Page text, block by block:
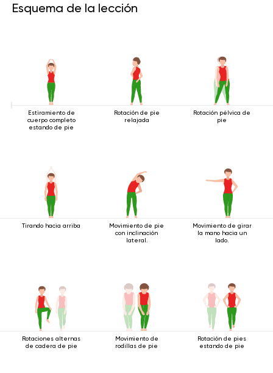
Esquema de la lección
Estiramiento de
cuerpo completo
estando de pie
Rotación de pie
relajada
Rotación pélvica de
pie
Tirando hacia arriba
Movimiento de pie
con inclinación
lateral.
Movimiento de girar
la mano hacia un
lado.
Rotaciones alternas
de cadera de pie
Movimiento de
rodillas de pie
Rotación de pies
estando de pie